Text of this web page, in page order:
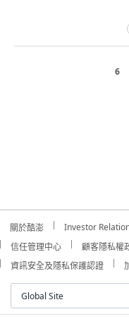
6
關於酷澎 Investor
信任管理中心
顧客隱私權
資訊安全及隱私保護認證
Global Site